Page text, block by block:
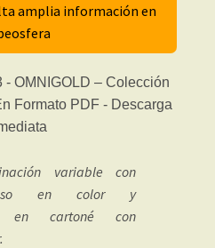
amplia información en
variable con
en color y
en cartoné con